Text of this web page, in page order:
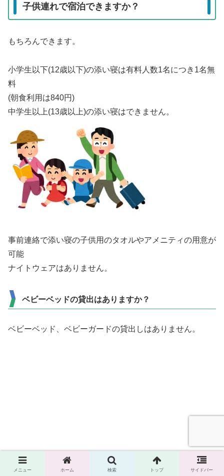
子供連れで宿泊できますか？
もちろんできます。
小学生以下(12歳以下)の添い寝は有料人数1名につき1名無
料
(朝食利用は840円)
中学生以上(13歳以上)の添い寝はできません。
事前連絡で添い寝の子供用のタオルやアメニティの用意が
可能
ナイトウェアはありません。
ベビーベッドの貸出はありますか？
ベビーベッド、ベビーガードの貸出しはありません。
メニュー ホーム 検索 トップ サイドバー